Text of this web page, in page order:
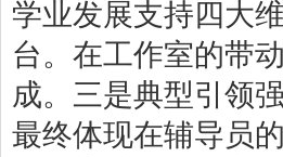
学业发展支持四大
台。在工作室的带
成。三是典型引领
最终体现在辅导员